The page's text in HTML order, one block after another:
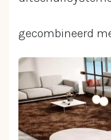
gecombineerd